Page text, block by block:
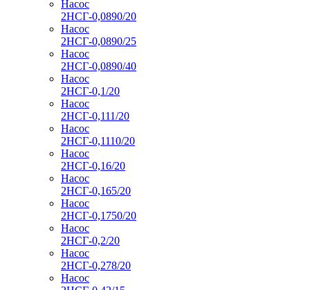
Насос
2НСГ-0,0890/20
Насос
2НСГ-0,0890/25
Насос
2НСГ-0,0890/40
Насос
2НСГ-0,1/20
Насос
2НСГ-0,111/20
Насос
2НСГ-0,1110/20
Насос
2НСГ-0,16/20
Насос
2НСГ-0,165/20
Насос
2НСГ-0,1750/20
Насос
2НСГ-0,2/20
Насос
2НСГ-0,278/20
Насос